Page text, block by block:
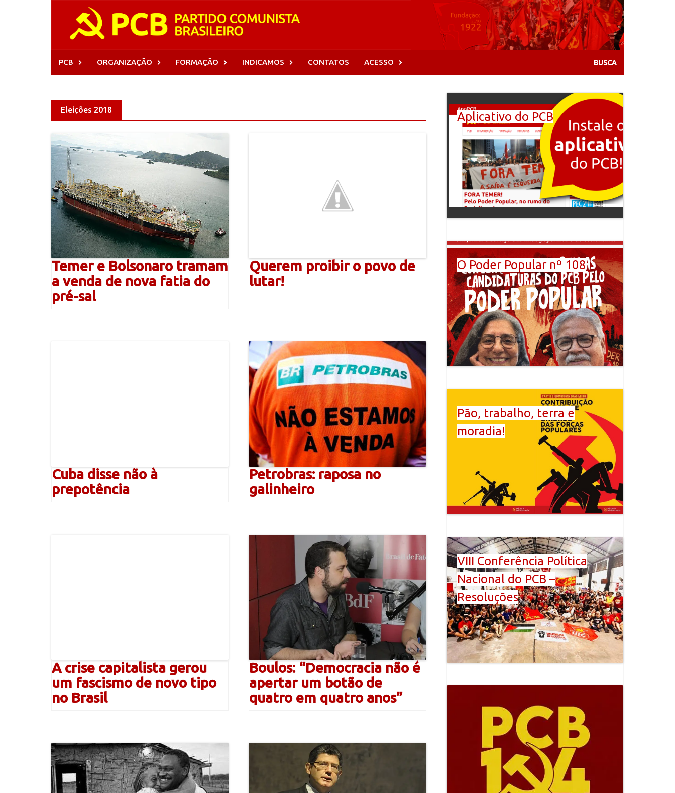
PCB ORGANIZAÇÃO FORMAÇÃO INDICAMOS CONTATOS ACESSO
Eleições 2018
Temer e Bolsonaro tramam
a venda de nova fatia do
pré-sal
Querem proibir o povo de
lutar!
Cuba disse não à
prepotência
Petrobras: raposa no
galinheiro
A crise capitalista gerou
um fascismo de novo tipo
no Brasil
Boulos: “Democracia não é
apertar um botão de
quatro em quatro anos”
Aplicativo do PCB
O Poder Popular nº 108
Pão, trabalho, terra e
moradia!
VIII Conferência Política
Nacional do PCB –
Resoluções